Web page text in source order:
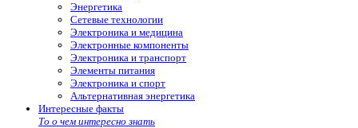
Энергетика
Сетевые технологии
Электроника и медицина
Электронные компоненты
Электроника и транспорт
Элементы питания
Электроника и спорт
Альтернативная энергетика
Интересные факты
То о чем интересно знать